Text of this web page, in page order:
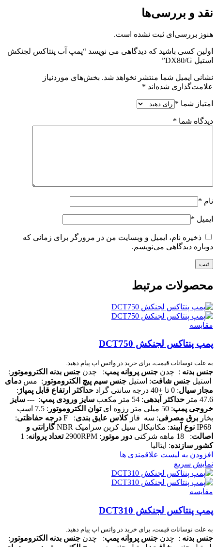
نقد و بررسی‌ها
هنوز بررسی‌ای ثبت نشده است.
اولین کسی باشید که دیدگاهی می نویسد “پمپ آب پنتاکس لجنکش
استیل DX80/G”
نشانی ایمیل شما منتشر نخواهد شد. بخش‌های موردنیاز
علامت‌گذاری شده‌اند *
امتیاز شما *
دیدگاه شما *
نام *
ایمیل *
ذخیره نام، ایمیل و وبسایت من در مرورگر برای زمانی که
دوباره دیدگاهی می‌نویسم.
محصولات مرتبط
مقایسه
پمپ پنتاکس لجنکش DCT750
به علت نوسانات قیمت، برای خرید در واتس اپ پیام دهید.
جنس بدنه : چدن جنس پروانه پمپ: چدن جنس بدنه الکتروموتور :
استیل جنس شافت: استیل جنس سیم پیچ الکتروموتور : مس دمای
مجاز سیال: 0 تا +40 درجه سانتی گراد حداکثر ارتفاع قابل پمپاژ :
47.6 متر
حداکثر آبدهی: 54 متر مکعب سایز ورودی پمپ: --- سایز
خروجی پمپ: 50 میلی متر رزوه ای توان الکتروموتور
: 7.5 اسب
بخار برق مصرفی: سه فازکلاس عایق بندی: F درجه حفاظتی:
نوع آببند: مکانیکال سیل کربن سرامیک NBR
گارانتی و
اصالت: 18 ماهه شرکتی دور موتور : 2900RPM تعداد پروانه: 1
کشور سازنده: ایتالیا
افزودن به لیست علاقمندی ها
نمایش سریع
مقایسه
پمپ پنتاکس لجنکش DCT310
به علت نوسانات قیمت، برای خرید در واتس اپ پیام دهید.
جنس بدنه : چدن جنس پروانه پمپ: چدن جنس بدنه الکتروموتور :